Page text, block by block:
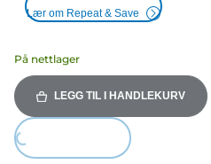
Lær om Repeat & Save
På nettlager
LEGG TIL I HANDLEKURV
Loading...